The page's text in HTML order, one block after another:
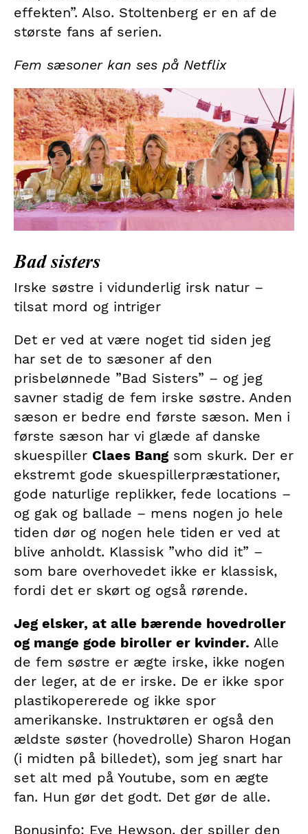
effekten”. Also. Stoltenberg er en af de
største fans af serien.
Fem sæsoner kan ses på Netflix
Bad sisters
Irske søstre i vidunderlig irsk natur –
tilsat mord og intriger
Det er ved at være noget tid siden jeg
har set de to sæsoner af den
prisbelønnede ”Bad Sisters” – og jeg
savner stadig de fem irske søstre. Anden
sæson er bedre end første sæson. Men i
første sæson har vi glæde af danske
skuespiller Claes Bang som skurk. Der er
ekstremt gode skuespillerpræstationer,
gode naturlige replikker, fede locations –
og gak og ballade – mens nogen jo hele
tiden dør og nogen hele tiden er ved at
blive anholdt. Klassisk ”who did it” –
som bare overhovedet ikke er klassisk,
fordi det er skørt og også rørende.
Jeg elsker, at alle bærende hovedroller
og mange gode biroller er kvinder. Alle
de fem søstre er ægte irske, ikke nogen
der leger, at de er irske. De er ikke spor
plastikopererede og ikke spor
amerikanske. Instruktøren er også den
ældste søster (hovedrolle) Sharon Hogan
(i midten på billedet), som jeg snart har
set alt med på Youtube, som en ægte
fan. Hun gør det godt. Det gør de alle.
Bonusinfo: Eve Hewson, der spiller den